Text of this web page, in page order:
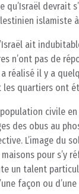
qu’Israël devrait
islamiste à
ait
n’ont pas de
il y a
quartiers ont
civile
des obus au
L’image du
pour s’y
un talent
façon ou